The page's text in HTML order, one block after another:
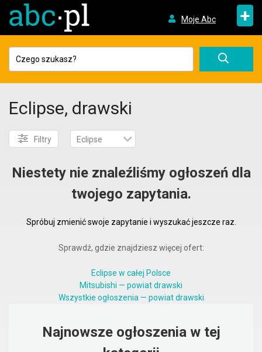
Moje Abc +
Eclipse, drawski
Filtry Eclipse
Niestety nie znaleźliśmy ogłoszeń dla
twojego zapytania.
Spróbuj zmienić swoje zapytanie i wyszukać jeszcze raz.
Sprawdź, gdzie znajdziesz więcej ofert:
Eclipse w całej Polsce
Mitsubishi — powiat drawski
Wszystkie ogłoszenia — powiat drawski
Najnowsze ogłoszenia w tej